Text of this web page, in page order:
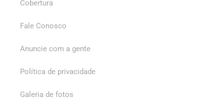
Cobertura
Fale Conosco
Anuncie com a gente
Política de privacidade
Galeria de fotos